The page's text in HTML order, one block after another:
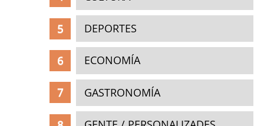
DEPORTES
ECONOMÍA
GASTRONOMÍA